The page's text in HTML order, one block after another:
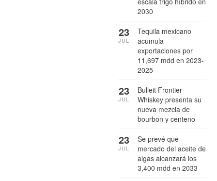
2030
Tequila mexicano
acumula
exportaciones por
11,697 mdd en 2023-
2025
23
JUL
Bulleit Frontier
Whiskey presenta su
nueva mezcla de
bourbon y centeno
23
JUL
Se prevé que
mercado del aceite de
algas alcanzará los
3,400 mdd en 2033
23
JUL